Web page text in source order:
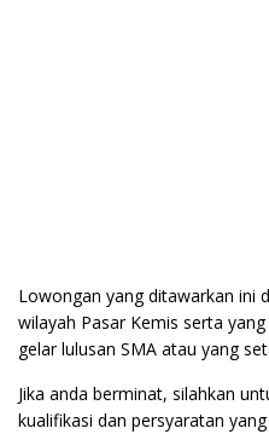
Lowongan yang ditawarkan ini
wilayah Pasar Kemis serta
gelar lulusan SMA atau yang
Jika anda berminat, silahkan
kualifikasi dan persyaratan